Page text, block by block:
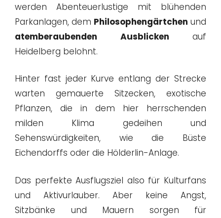
werden Abenteuerlustige mit blühenden
Parkanlagen, dem Philosophengärtchen und
atemberaubenden Ausblicken auf
Heidelberg belohnt.
Hinter fast jeder Kurve entlang der Strecke
warten gemauerte Sitzecken, exotische
Pflanzen, die in dem hier herrschenden
milden Klima gedeihen und
Sehenswürdigkeiten, wie die Büste
Eichendorffs oder die Hölderlin-Anlage.
Das perfekte Ausflugsziel also für Kulturfans
und Aktivurlauber. Aber keine Angst,
Sitzbänke und Mauern sorgen für